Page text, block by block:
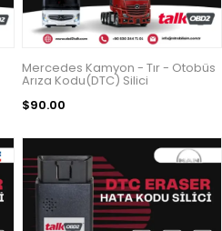
Mercedes Kamyon - Tır - Otobüs
Arıza Kodu(DTC) Silici
$90.00